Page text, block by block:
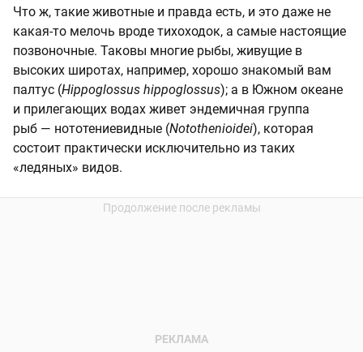
Что ж, такие животные и правда есть, и это даже не
какая-то мелочь вроде тихоходок, а самые настоящие
позвоночные. Таковы многие рыбы, живущие в
высоких широтах, например, хорошо знакомый вам
палтус (Hippoglossus hippoglossus); а в Южном океане
и прилегающих водах живет эндемичная группа
рыб — нототениевидные (Notothenioidei), которая
состоит практически исключительно из таких
«ледяных» видов.